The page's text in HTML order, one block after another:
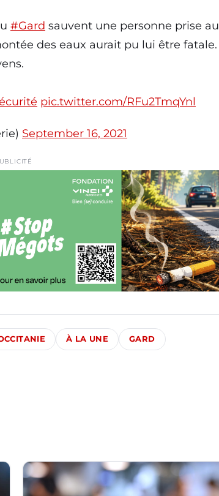
#Gard sauvent une personne prise au
des eaux aurait pu lui être fatale.
pic.twitter.com/RFu2TmqYnl
September 16, 2021
À LA UNE GARD